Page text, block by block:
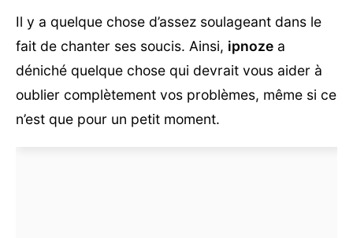
Il y a quelque chose d’assez soulageant dans le
fait de chanter ses soucis. Ainsi, ipnoze a
déniché quelque chose qui devrait vous aider à
oublier complètement vos problèmes, même si ce
n’est que pour un petit moment.